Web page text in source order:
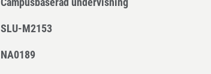
SLU-M2153
NA0189